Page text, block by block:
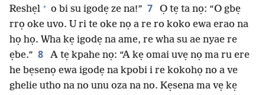
Reshẹl + o bi su igodẹ ze na!” 7
Ọ tẹ ta nọ: “O gbẹ
rrọ oke uvo. U ri te oke nọ a re ro koko ewa erao na
họ họ. Wha kẹ igodẹ na ame, re wha su ae nyae re
ẹbe.” 8
A tẹ kpahe nọ: “A kẹ omai uvẹ nọ ma ru ere
he bẹsenọ ewa igodẹ na kpobi i re kokohọ no a ve
ghelie utho na no unu oza na no. Kẹsena ma vẹ kẹ